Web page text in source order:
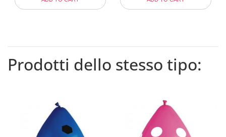
Prodotti dello stesso tipo: